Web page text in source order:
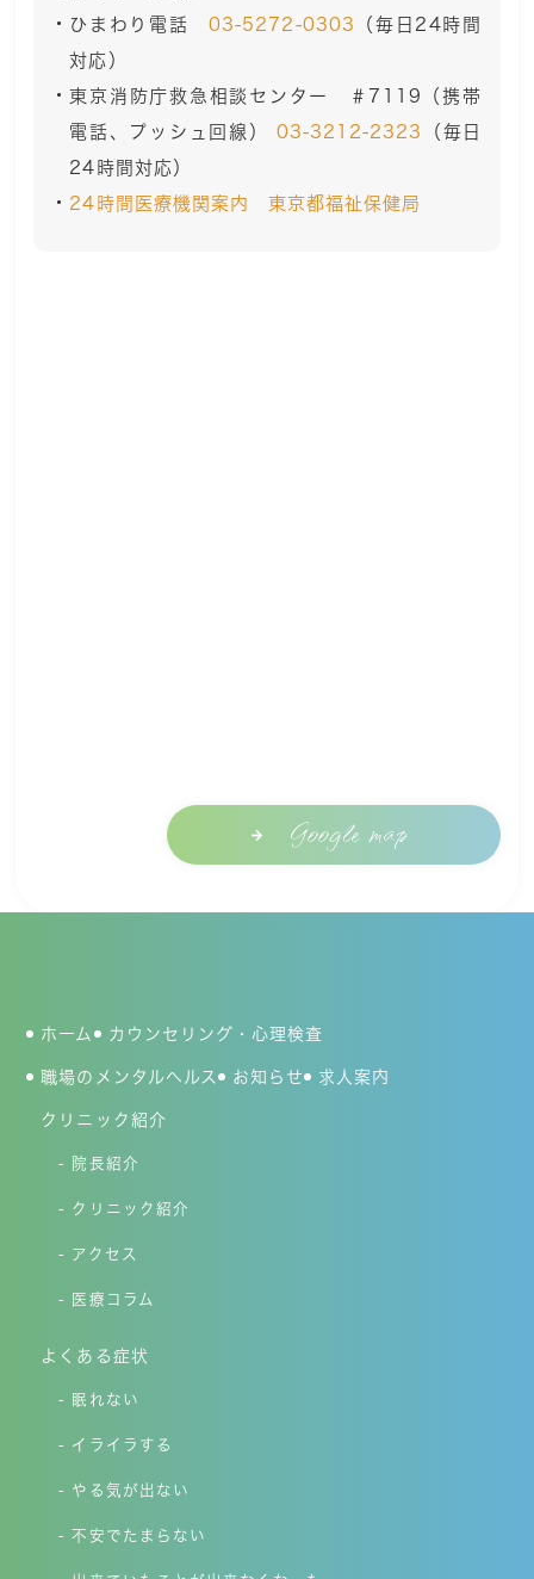
ひまわり電話03-5272-0303
（毎日24時間
対応）
東京消防庁救急相談センター ＃7119（携帯
電話、プッシュ回線） 03-3212-2323
（毎日
24時間対応）
24時間医療機関案内 東京都福祉保健局
Google map
ホーム カウンセリング・心理検査
職場のメンタルヘルス お知らせ 求人案内
クリニック紹介
院長紹介
クリニック紹介
アクセス
医療コラム
よくある症状
眠れない
イライラする
やる気が出ない
不安でたまらない